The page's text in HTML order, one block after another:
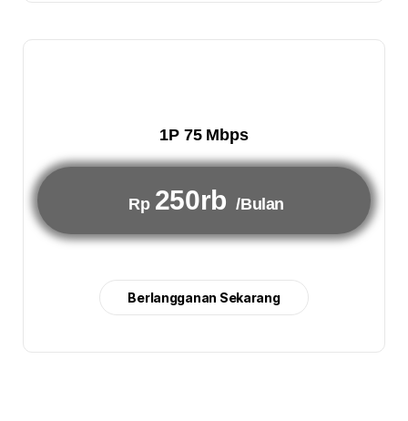
1P 75 Mbps
Rp 250rb /Bulan
Berlangganan Sekarang